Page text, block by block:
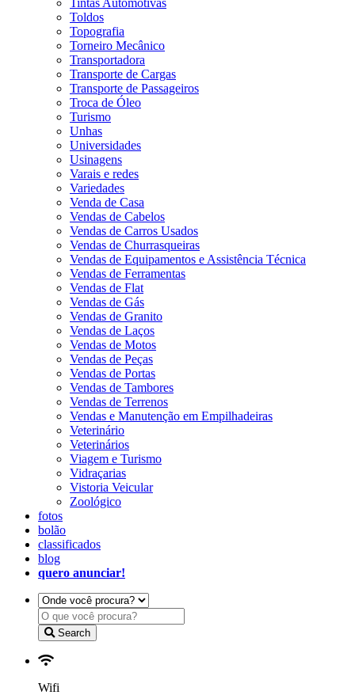
Tintas Automotivas
Toldos
Topografia
Torneiro Mecânico
Transportadora
Transporte de Cargas
Transporte de Passageiros
Troca de Óleo
Turismo
Unhas
Universidades
Usinagens
Varais e redes
Variedades
Venda de Casa
Vendas de Cabelos
Vendas de Carros Usados
Vendas de Churrasqueiras
Vendas de Equipamentos e Assistência Técnica
Vendas de Ferramentas
Vendas de Flat
Vendas de Gás
Vendas de Granito
Vendas de Laços
Vendas de Motos
Vendas de Peças
Vendas de Portas
Vendas de Tambores
Vendas de Terrenos
Vendas e Manutenção em Empilhadeiras
Veterinário
Veterinários
Viagem e Turismo
Vidraçarias
Vistoria Veicular
Zoológico
fotos
bolão
classificados
blog
quero anunciar!
Search
Wifi